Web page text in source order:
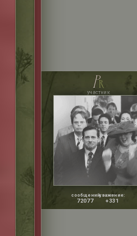
pr
участник
сообщений:
72077
уважение:
+331